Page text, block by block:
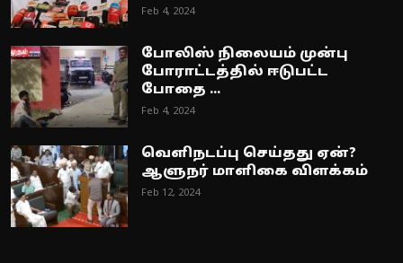
Feb 4, 2024
போலிஸ் நிலையம் முன்பு
போராட்டத்தில் ஈடுபட்ட
போதை ...
Feb 4, 2024
வெளிநடப்பு செய்தது ஏன்?
ஆளுநர் மாளிகை விளக்கம்
Feb 12, 2024